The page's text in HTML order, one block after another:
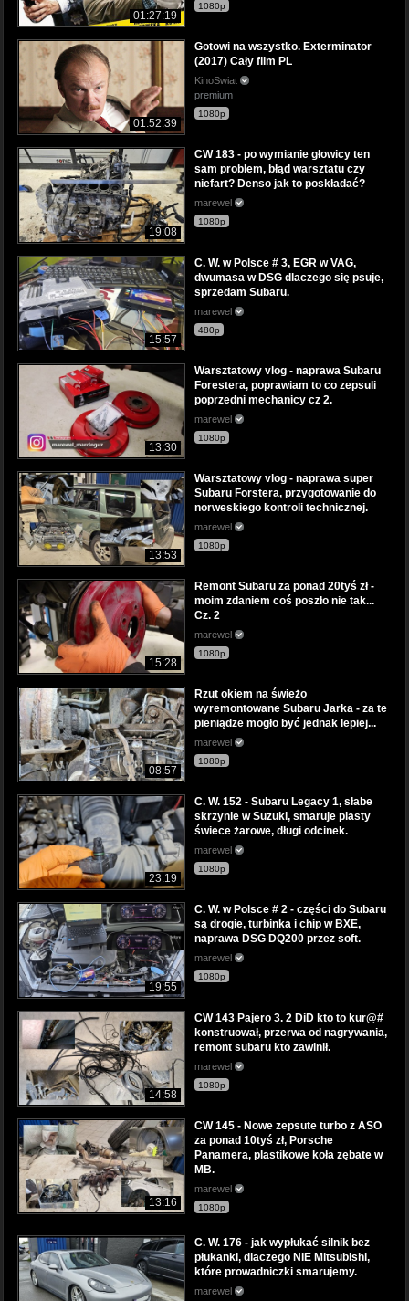
01:27:19
1080p
01:52:39
Gotowi na wszystko. Exterminator
(2017) Cały film PL
KinoSwiat
premium
1080p
19:08
CW 183 - po wymianie głowicy ten
sam problem, błąd warsztatu czy
niefart? Denso jak to poskładać?
marewel
1080p
15:57
C. W. w Polsce # 3, EGR w VAG,
dwumasa w DSG dlaczego się psuje,
sprzedam Subaru.
marewel
480p
13:30
Warsztatowy vlog - naprawa Subaru
Forestera, poprawiam to co zepsuli
poprzedni mechanicy cz 2.
marewel
1080p
13:53
Warsztatowy vlog - naprawa super
Subaru Forstera, przygotowanie do
norweskiego kontroli technicznej.
marewel
1080p
15:28
Remont Subaru za ponad 20tyś zł -
moim zdaniem coś poszło nie tak...
Cz. 2
marewel
1080p
08:57
Rzut okiem na świeżo
wyremontowane Subaru Jarka - za te
pieniądze mogło być jednak lepiej...
marewel
1080p
23:19
C. W. 152 - Subaru Legacy 1, słabe
skrzynie w Suzuki, smaruje piasty
świece żarowe, długi odcinek.
marewel
1080p
19:55
C. W. w Polsce # 2 - części do Subaru
są drogie, turbinka i chip w BXE,
naprawa DSG DQ200 przez soft.
marewel
1080p
14:58
CW 143 Pajero 3. 2 DiD kto to kur@#
konstruował, przerwa od nagrywania,
remont subaru kto zawinił.
marewel
1080p
13:16
CW 145 - Nowe zepsute turbo z ASO
za ponad 10tyś zł, Porsche
Panamera, plastikowe koła zębate w
MB.
marewel
1080p
C. W. 176 - jak wypłukać silnik bez
płukanki, dlaczego NIE Mitsubishi,
które prowadniczki smarujemy.
marewel